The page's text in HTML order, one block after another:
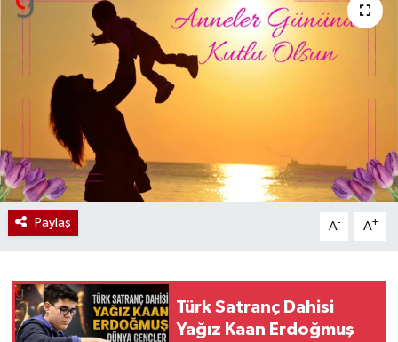
Paylaş A- A+
Türk Satranç Dahisi
Yağız Kaan Erdoğmuş